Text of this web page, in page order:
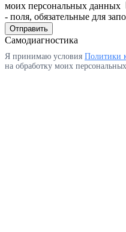
моих персональных данных
- поля, обязательные для
Отправить
Самодиагностика
Я принимаю условия Политики
на обработку моих